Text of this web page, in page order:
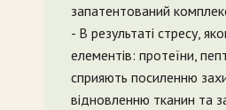
запатентований
- В результаті стресу,
елементів: протеїни,
сприяють посиленню
відновленню тканин та